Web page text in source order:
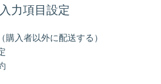
力項目設定
購入者以外に配送する）